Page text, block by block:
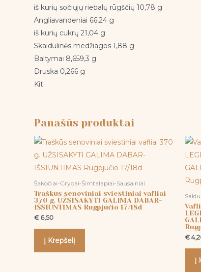
iš kurių sočiųjų riebalų rūgščių 10,78 g
Angliavandeniai 66,24 g
iš kurių cukrų 21,04 g
Skaidulinės medžiagos 1,88 g
Baltymai 8,659,3 g
Druska 0,266 g
Kit
Panašūs produktai
Šakočiai-Grybai-Šimtalapiai-Sausainiai
Traškūs senoviniai sviestiniai vafliai
370 g. UŽSISAKYTI GALIMA DABAR-
IŠSIUNTIMAS Rugpjūčio 17/18d
€6,50
Į Krepšelį €
Į